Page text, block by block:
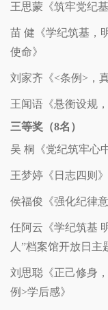
王思蒙《筑牢党纪
苗 健《学纪筑基，
使命》
刘家齐《<条例 > ，
王闻语《悬衡设规
三等奖（8名）
吴 桐《党纪筑牢心
王梦婷《日志四则》
侯福俊《强化纪律
任阿云《学纪筑基
人”档案馆开放日主
刘思聪《正己修身
例 >学后感》